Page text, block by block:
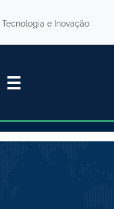
e Inovação
☰